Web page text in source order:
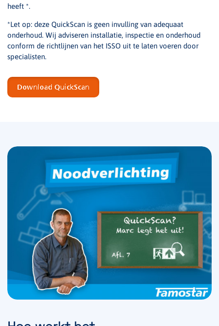
heeft *.
*Let op: deze QuickScan is geen invulling van adequaat
onderhoud. Wij adviseren installatie, inspectie en onderhoud
conform de richtlijnen van het ISSO uit te laten voeren door
specialisten.
Download QuickScan